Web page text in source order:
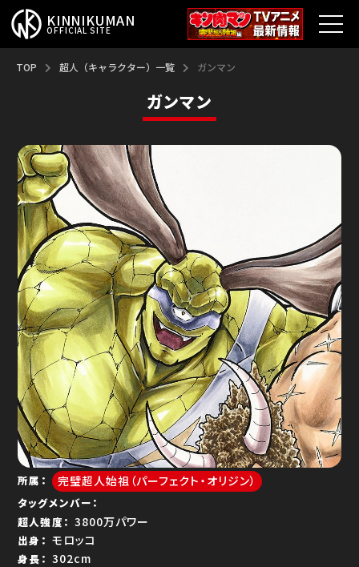
KINNIKUMAN
OFFICIAL SITE
TOP
最新情報
アニメ
コミックス
特集
超人総選挙
新超人募集
ゆで問答
TOP 超人（キャラクター）一覧 ガンマン
ガンマン
所属 完璧超人始祖（パーフェクト・オリジン）
タッグメンバー
超人強度
3800万パワー
出身 モロッコ
身長 302cm